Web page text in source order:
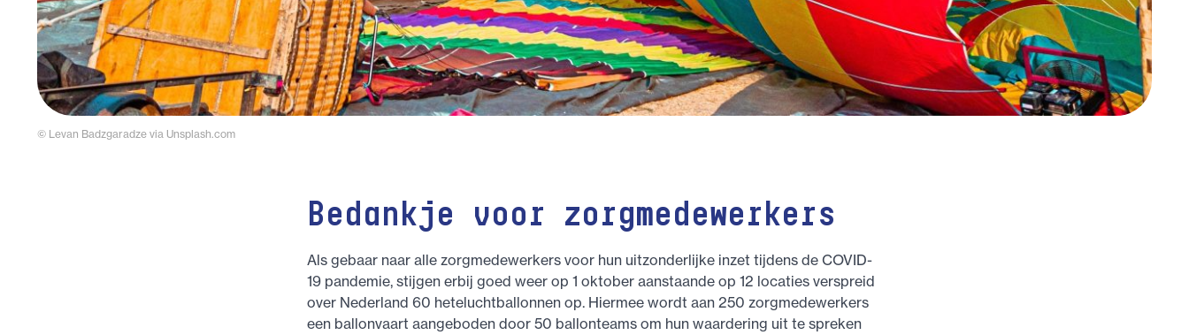
© Levan Badzgaradze via Unsplash.com
Bedankje voor zorgmedewerkers
Als gebaar naar alle zorgmedewerkers voor hun uitzonderlijke inzet tijdens de COVID-
19 pandemie, stijgen erbij goed weer op 1 oktober aanstaande op 12 locaties verspreid
over Nederland 60 heteluchtballonnen op. Hiermee wordt aan 250 zorgmedewerkers
een ballonvaart aangeboden door 50 ballonteams om hun waardering uit te spreken